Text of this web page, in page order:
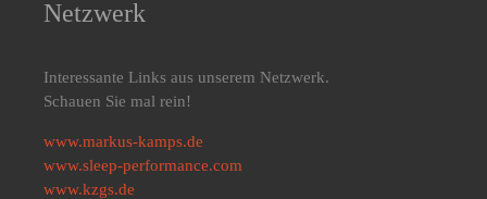
Netzwerk
Interessante Links aus unserem Netzwerk.
Schauen Sie mal rein!
www.markus-kamps.de
www.sleep-performance.com
www.kzgs.de